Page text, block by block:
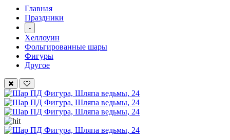
Главная
Праздники
-
Хеллоуин
Фольгированные шары
Фигуры
Другое